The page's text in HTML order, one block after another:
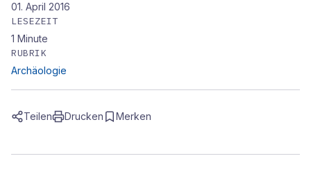
01. April 2016
LESEZEIT
1 Minute
RUBRIK
Archäologie
Teilen Drucken Merken